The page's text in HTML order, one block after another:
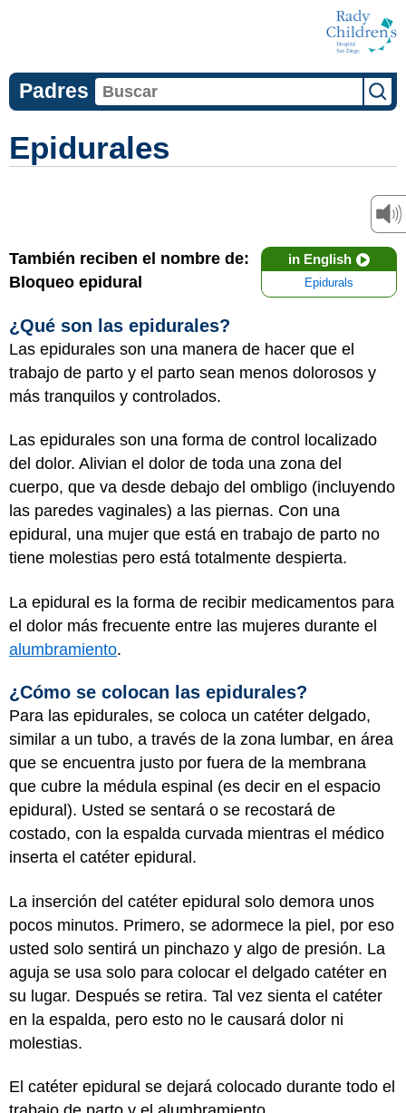
Padres
Epidurales
in English
Epidurals
También reciben el nombre de:
Bloqueo epidural
¿Qué son las epidurales?
Las epidurales son una manera de hacer que el
trabajo de parto y el parto sean menos dolorosos y
más tranquilos y controlados.
Las epidurales son una forma de control localizado
del dolor. Alivian el dolor de toda una zona del
cuerpo, que va desde debajo del ombligo (incluyendo
las paredes vaginales) a las piernas. Con una
epidural, una mujer que está en trabajo de parto no
tiene molestias pero está totalmente despierta.
La epidural es la forma de recibir medicamentos para
el dolor más frecuente entre las mujeres durante el
alumbramiento.
¿Cómo se colocan las epidurales?
Para las epidurales, se coloca un catéter delgado,
similar a un tubo, a través de la zona lumbar, en área
que se encuentra justo por fuera de la membrana
que cubre la médula espinal (es decir en el espacio
epidural). Usted se sentará o se recostará de
costado, con la espalda curvada mientras el médico
inserta el catéter epidural.
La inserción del catéter epidural solo demora unos
pocos minutos. Primero, se adormece la piel, por eso
usted solo sentirá un pinchazo y algo de presión. La
aguja se usa solo para colocar el delgado catéter en
su lugar. Después se retira. Tal vez sienta el catéter
en la espalda, pero esto no le causará dolor ni
molestias.
El catéter epidural se dejará colocado durante todo el